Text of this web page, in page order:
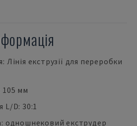
Лінія екструзії для переробки
105 мм
L/D: 30:1
одношнековий екструдер